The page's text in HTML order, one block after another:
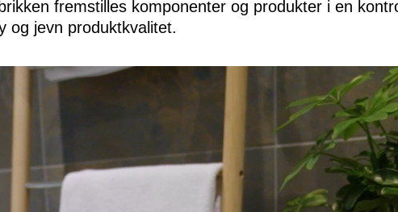
fremstilles komponenter og produkter i en
og jevn produktkvalitet.